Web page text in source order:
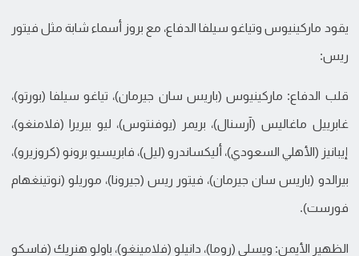
يقود ماركينيوس وتياغو سيلفا الدفاع، مع بروز أسماء شابة مثل فيتور
ريس:
قلب الدفاع: ماركينيوس (باريس سان جيرمان)، تياغو سيلفا (بورتو)،
غابرييل ماغاليس (آرسنال)، بريمر (يوفنتوس)، ليو بيريرا (فلامنغو)،
إيبانيز (الأهلي السعودي)، أليكساندرو (ليل)، فابريسيو برونو (كروزيرو)،
بيرالدو (باريس سان جيرمان)، فيتور ريس (جيرونا)، موريلو (نوتينغهام
فورست).
الظهير الأيمن: ويسلي (روما)، دانيلو (فلامينغو)، باولو هنريك (فاسكو